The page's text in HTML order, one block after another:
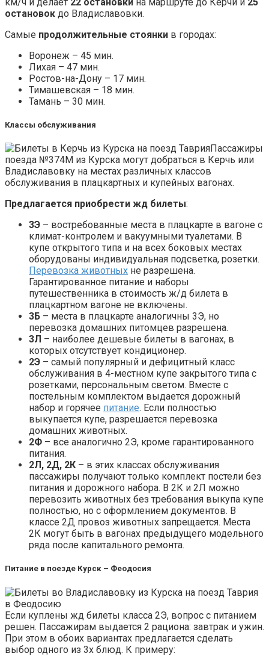
остановок до Владиславовки.
Самые продолжительные стоянки в городах:
Воронеж – 45 мин.
Лихая – 47 мин.
Ростов-на-Дону – 17 мин.
Тимашевская – 18 мин.
Тамань – 30 мин.
Классы обслуживания
Пассажиры
поезда №374М из Курска могут добраться в Керчь или
Владиславовку на местах различных классов
обслуживания в плацкартных и купейных вагонах.
Предлагается приобрести жд билеты:
3Э – востребованные места в плацкарте в вагоне с
климат-контролем и вакуумными туалетами. В
купе открытого типа и на всех боковых местах
оборудованы индивидуальная подсветка, розетки.
Перевозка животных не разрешена.
Гарантированное питание и наборы
путешественника в стоимость ж/д билета в
плацкартном вагоне не включены.
3Б – места в плацкарте аналогичны 3Э, но
перевозка домашних питомцев разрешена.
3Л – наиболее дешевые билеты в вагонах, в
которых отсутствует кондиционер.
2Э – самый популярный и дефицитный класс
обслуживания в 4-местном купе закрытого типа с
розетками, персональным светом. Вместе с
постельным комплектом выдается дорожный
набор и горячее питание. Если полностью
выкупается купе, разрешается перевозка
домашних животных.
2Ф – все аналогично 2Э, кроме гарантированного
питания.
2Л, 2Д, 2К – в этих классах обслуживания
пассажиры получают только комплект постели без
питания и дорожного набора. В 2К и 2Л можно
перевозить животных без требования выкупа купе
полностью, но с оформлением документов. В
классе 2Д провоз животных запрещается. Места
2К могут быть в вагонах предыдущего модельного
ряда после капитального ремонта.
Питание в поезде Курск – Феодосия
Если куплены жд билеты класса 2Э, вопрос с питанием
решен. Пассажирам выдается 2 рациона: завтрак и ужин.
При этом в обоих вариантах предлагается сделать
выбор одного из 3х блюд. К примеру: